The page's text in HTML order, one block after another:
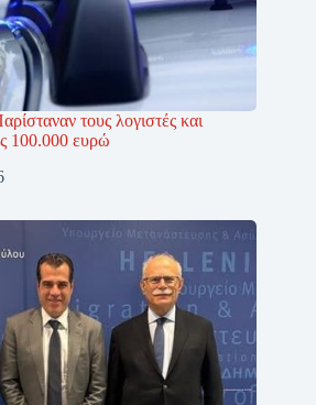
τους λογιστές και
100.000 ευρώ